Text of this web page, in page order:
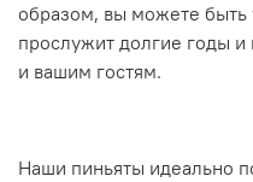
образом, вы можете быть
прослужит долгие годы и
и вашим гостям.
Наши пиньяты идеально